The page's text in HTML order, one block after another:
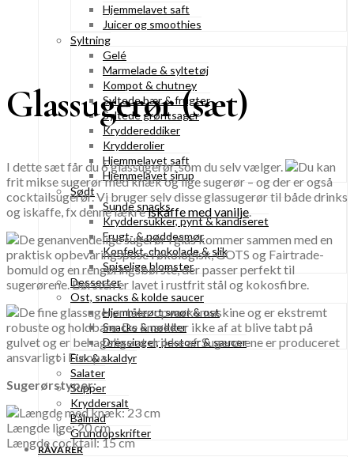
Hjemmelavet saft
Juicer og smoothies
Syltning
Gelé
Marmelade & syltetøj
Kompot & chutney
Syltede bær & frugter
Syltede grøntsager
Kryddereddiker
Krydderolier
Hjemmelavet saft
Hjemmelavet sirup
Sødt
Sunde snacks
Kryddersukker, pynt & kandiseret
Frugt- & nøddesmør
Konfekt, chokolade & slik
Spiselige blomster
Desserter
Ost, snacks & kolde saucer
Hjemmerørt smør & ost
Snacks & nødder
Dressinger, pestoer & saucer
Fisk & skaldyr
Salater
Supper
Kryddersalt
Bålmad
Grundopskrifter
RÅVARER
Glassugerør (sæt)
I dette sæt får du 6 glassugerør, som du selv vælger.
Du kan
frit mikse sugerør med knæk og lige sugerør – og der er også
cocktailsugerør. Vi bruger selv disse glassugerør til både drinks
og iskaffe, fx denne lækreiskaffe med vanilje.
De genanvendelige sugerør i glas kommer sammen med en
praktisk opbevaringspose i økologisk, GOTS og Fairtrade-
bomuld og en rengøringsbørste, der passer perfekt til
sugerørene. Børsten er lavet i rustfrit stål og kokosfibre.
De fine glassugerør tåler opvaskemaskine og er ekstremt
robuste og holdbare. De knækker ikke af at blive tabt på
gulvet og er behagelige at drikke af. Sugerørene er produceret
ansvarligt i Europa.
Sugerørstyper:
Længde med knæk: 23 cm
Længde lige: 20 cm
Længde cocktail: 15 cm